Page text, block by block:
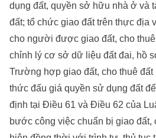
dụng đất, quyền sở hữu nhà ở và
đất; tổ chức giao đất trên thực địa
cho người được giao đất, cho
chỉnh lý cơ sở dữ liệu đất đai, hồ
Trường hợp giao đất, cho thuê đất
thức đấu giá quyền sử dụng đất
định tại Điều 61 và Điều 62 của
bước công việc chuẩn bị giao